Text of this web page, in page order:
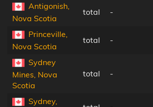
Antigonish,
Nova Scotia
total -
Princeville,
Nova Scotia
total -
Sydney
Mines, Nova
Scotia
total -
Sydney,